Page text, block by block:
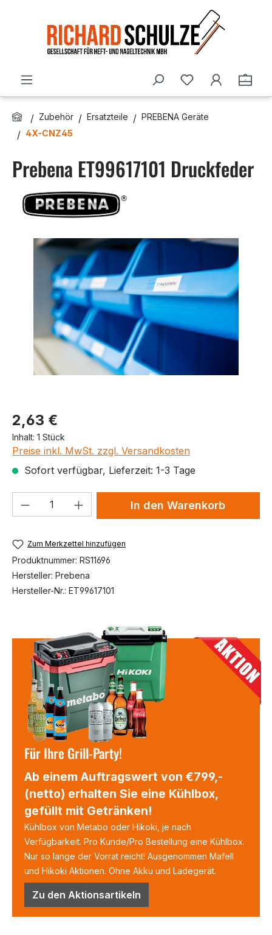
Du hast 0
Zubehör Ersatzteile
PREBENA Geräte
4X-CNZ45
Prebena ET99617101 Druckfeder
Bildergalerie überspringen
Produktpreis
2,63 €
Inhalt: 1 Stück
Preise inkl. MwSt. zzgl. Versandkosten
Sofort verfügbar, Lieferzeit: 1-3 Tage
Produkt Anzahl: Gib denIn den Warenkorb
Zum Merkzettel hinzufügen
Produktnummer: RS11696
Hersteller: Prebena
Hersteller-Nr.: ET99617101
Für Ihre Grill-Party!
Ab einem Auftragswert von €799,-
(netto) erhalten Sie eine Kühlbox,
gefüllt mit Getränken!
Kühlbox von Metabo oder Hikoki, je nach
Verfügbarkeit. Pro Kunde/Pro Bestellung eine Kühlbox.
Nur so lange der Vorrat reicht! Ausgenommen Mafell
und Hikoki Aktionen. Ohne Akku und Ladegerät.
Zu den Aktionsartikeln